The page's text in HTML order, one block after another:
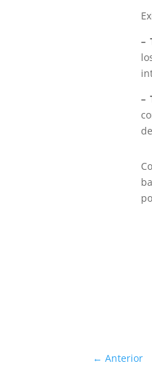
–
–
←Anterior